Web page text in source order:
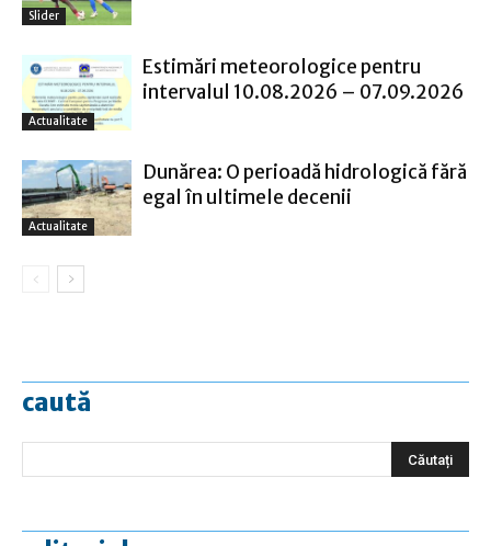
Slider
Actualitate
Estimări meteorologice pentru
intervalul 10.08.2026 – 07.09.2026
Actualitate
Dunărea: O perioadă hidrologică fără
egal în ultimele decenii
caută